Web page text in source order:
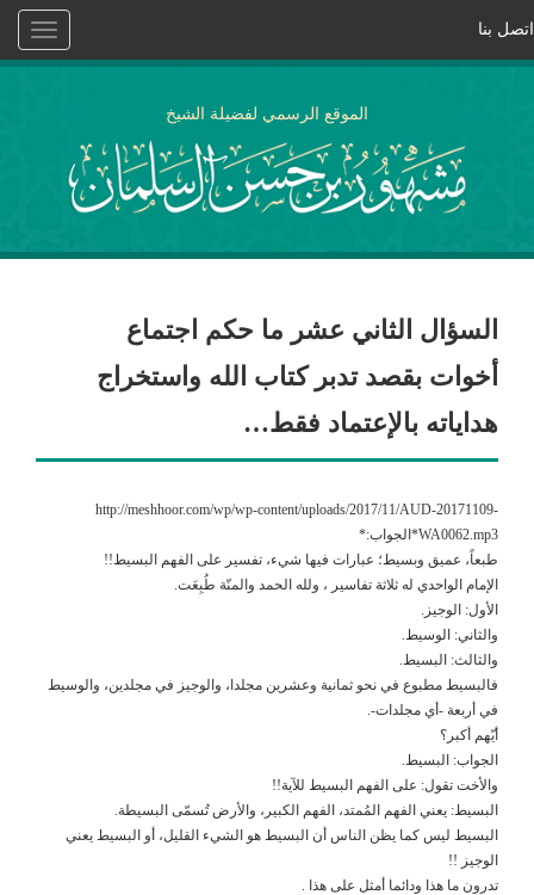
Toggle
اتصل بنا
الموقع الرسمي لفضيلة الشيخ
السؤال الثاني عشر ما حكم اجتماع
أخوات بقصد تدبر كتاب الله واستخراج
هداياته بالإعتماد فقط…
http://meshhoor.com/wp/wp-content/uploads/2017/11/AUD-20171109-
WA0062.mp3*الجواب:*
طبعاً، عميق وبسيط؛ عبارات فيها شيء، تفسير على الفهم البسيط!!
الإمام الواحدي له ثلاثة تفاسير ، ولله الحمد والمنّة طُبِعَت.
الأول: الوجيز.
والثاني: الوسيط.
والثالث: البسيط.
فالبسيط مطبوع في نحو ثمانية وعشرين مجلدا، والوجيز في مجلدين، والوسيط
في أربعة -أي مجلدات-.
أيّهم أكبر؟
الجواب: البسيط.
والأخت تقول: على الفهم البسيط للآية!!
البسيط: يعني الفهم المُمتد، الفهم الكبير، والأرض تُسمّى البسيطة.
البسيط ليس كما يظن الناس أن البسيط هو الشيء القليل، أو البسيط يعني
الوجيز !!
تدرون ما هذا ودائما أمثل على هذا .